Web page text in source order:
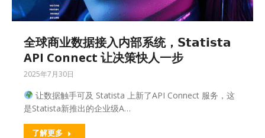
全球商业数据接入内部系统，𝗦𝘁𝗮𝘁𝗶𝘀𝘁𝗮
API Connect 让决策快人一步
2025年7月30日
让数据触手可及 Statista 上新了API Connect 服务，这
是Statista新推出的企业级A…
了解更多